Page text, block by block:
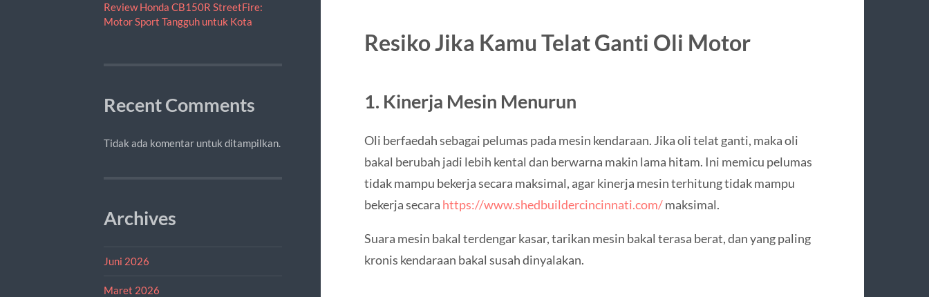
Review Honda CB150R StreetFire:
Motor Sport Tangguh untuk Kota
Recent Comments
Tidak ada komentar untuk ditampilkan.
Archives
Juni 2026
Maret 2026
Resiko Jika Kamu Telat Ganti Oli Motor
1. Kinerja Mesin Menurun
Oli berfaedah sebagai pelumas pada mesin kendaraan. Jika oli telat ganti, maka oli
bakal berubah jadi lebih kental dan berwarna makin lama hitam. Ini memicu pelumas
tidak mampu bekerja secara maksimal, agar kinerja mesin terhitung tidak mampu
bekerja secara https://www.shedbuildercincinnati.com/maksimal.
Suara mesin bakal terdengar kasar, tarikan mesin bakal terasa berat, dan yang paling
kronis kendaraan bakal susah dinyalakan.